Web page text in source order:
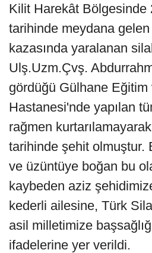
Kilit Harekât Bölgesinde
tarihinde meydana
kazasında yaralanan
Ulş.Uzm.Çvş.
gördüğü Gülhane Eğitim
Hastanesi'nde yapılan
rağmen
tarihinde şehit olmuştur.
ve üzüntüye boğan bu
kaybeden aziz
kederli ailesine, Türk
asil milletimize
ifadelerine yer verildi.